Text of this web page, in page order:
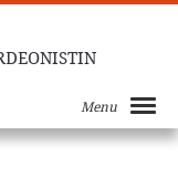
Menu